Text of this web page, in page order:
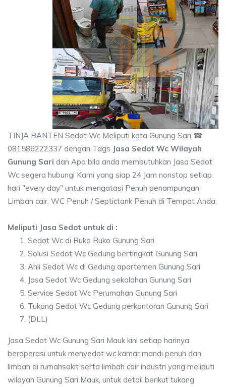
TINJA BANTEN Sedot Wc Meliputi kota Gunung Sari ☎
081586222337 dengan Tags Jasa Sedot Wc Wilayah
Gunung Sari dan Apa bila anda membutuhkan Jasa Sedot
Wc segera hubungi Kami yang siap 24 Jam nonstop setiap
hari "every day" untuk mengatasi Penuh penampungan
Limbah cair, WC Penuh / Septictank Penuh di Tempat Anda.
Meliputi Jasa Sedot untuk di :
Sedot Wc di Ruko Ruko Gunung Sari
Solusi Sedot Wc Gedung bertingkat Gunung Sari
Ahli Sedot Wc di Gedung apartemen Gunung Sari
Jasa Sedot Wc Gedung sekolahan Gunung Sari
Service Sedot Wc Perumahan Gunung Sari
Tukang Sedot Wc Gedung perkantoran Gunung Sari
(DLL)
Jasa Sedot Wc Gunung Sari Mauk kini setiap harinya
beroperasi untuk menyedot wc kamar mandi penuh dan
limbah di rumahsakit serta limbah cair industri yang meliputi
wilayah Gunung Sari Mauk, untuk detail berikut tukang